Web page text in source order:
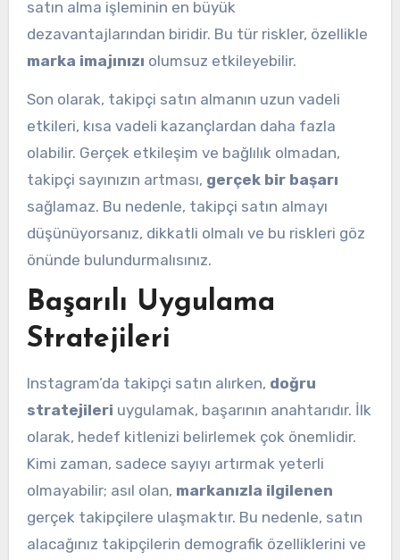
satın alma işleminin en büyük
dezavantajlarından biridir. Bu tür riskler, özellikle
marka imajınızı olumsuz etkileyebilir.
Son olarak, takipçi satın almanın uzun vadeli
etkileri, kısa vadeli kazançlardan daha fazla
olabilir. Gerçek etkileşim ve bağlılık olmadan,
takipçi sayınızın artması, gerçek bir başarı
sağlamaz. Bu nedenle, takipçi satın almayı
düşünüyorsanız, dikkatli olmalı ve bu riskleri göz
önünde bulundurmalısınız.
Başarılı Uygulama
Stratejileri
Instagram’da takipçi satın alırken, doğru
stratejileri uygulamak, başarının anahtarıdır. İlk
olarak, hedef kitlenizi belirlemek çok önemlidir.
Kimi zaman, sadece sayıyı artırmak yeterli
olmayabilir; asıl olan, markanızla ilgilenen
gerçek takipçilere ulaşmaktır. Bu nedenle, satın
alacağınız takipçilerin demografik özelliklerini ve